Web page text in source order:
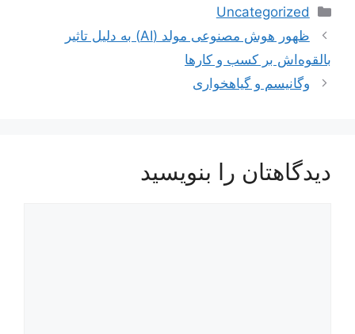
دسته‌ها
Uncategorized
ناوبری
نوشته‌ها
ظهور هوش مصنوعی مولد (AI) به دلیل تاثیر
بالقوه‌اش بر کسب و کارها
وگانیسم و گیاهخواری
دیدگاهتان را بنویسید